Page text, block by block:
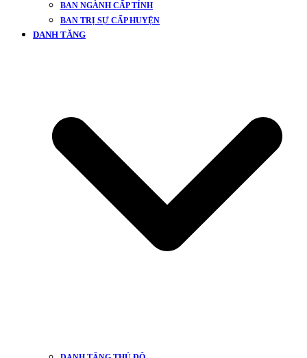
BAN NGÀNH CẤP TỈNH
BAN TRỊ SỰ CẤP HUYỆN
DANH TĂNG